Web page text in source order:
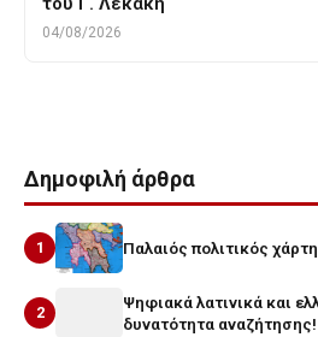
04/08/2026
Δημοφιλή άρθρα
1 Παλαιός πολιτικός
2
Ψηφιακά λατινικά και
δυνατότητα αναζήτησης!